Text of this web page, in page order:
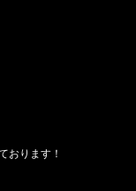
ります！